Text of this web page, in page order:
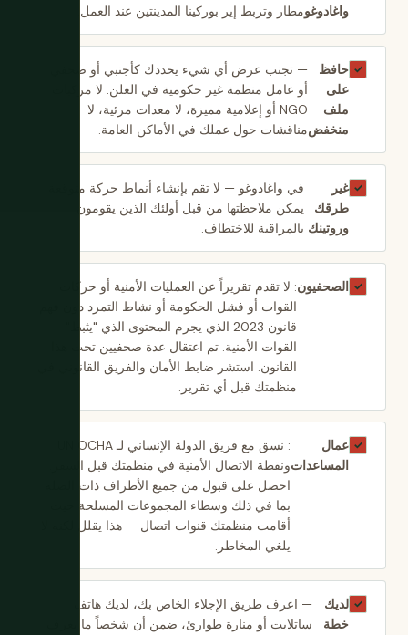
واغادوغومطار وتربط إير بوركينا المدينتين عند العمل.
✓ حافظ
على
ملف
منخفض
— تجنب عرض أي شيء يحددك كأجنبي أو صحفي
أو عامل منظمة غير حكومية في العلن. لا مركبات
NGO أو إعلامية مميزة، لا معدات مرئية، لا
مناقشات حول عملك في الأماكن العامة.
✓ غير
طرقك
وروتينك
في واغادوغو — لا تقم بإنشاء أنماط حركة متوقعة
يمكن ملاحظتها من قبل أولئك الذين يقومون
بالمراقبة للاختطاف.
✓ الصحفيون: لا تقدم تقريراً عن العمليات الأمنية أو حركات
القوات أو فشل الحكومة أو نشاط التمرد دون فهم
قانون 2023 الذي يجرم المحتوى الذي "يثبط"
القوات الأمنية. تم اعتقال عدة صحفيين تحت هذا
القانون. استشر ضابط الأمان والفريق القانوني في
منظمتك قبل أي تقرير.
✓ عمال
المساعدات
: نسق مع فريق الدولة الإنساني لـ UN OCHA
ونقطة الاتصال الأمنية في منظمتك قبل السفر.
احصل على قبول من جميع الأطراف ذات الصلة
بما في ذلك وسطاء المجموعات المسلحة حيث
أقامت منظمتك قنوات اتصال — هذا يقلل لكنه لا
يلغي المخاطر.
✓ لديك
خطة
— اعرف طريق الإجلاء الخاص بك، لديك هاتف
ساتلايت أو منارة طوارئ، ضمن أن شخصاً ما يعرف